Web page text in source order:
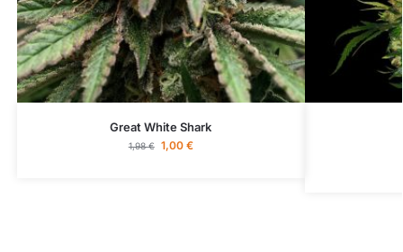
Great White Shark
1,98€ 1,00 €